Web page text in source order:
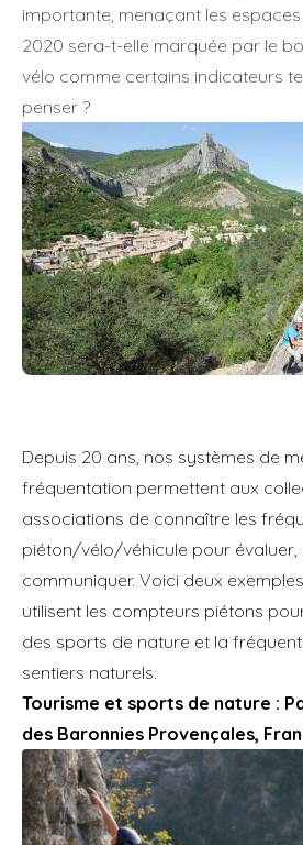
importante, menaçant les espaces
2020 sera-t-elle marquée par le
vélo comme certains indicateurs
penser ?
Depuis 20 ans, nos systèmes de
fréquentation permettent aux
associations de connaître les
piéton/vélo/véhicule pour évaluer,
communiquer. Voici deux
utilisent les compteurs piétons
des sports de nature et la
sentiers naturels.
Tourisme et sports de nature :
des Baronnies Provençales,